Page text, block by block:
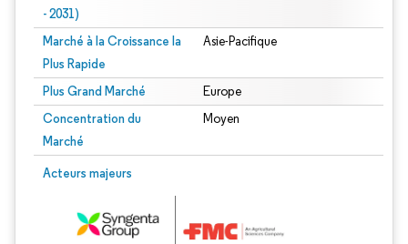
- 2031)
Marché à la Croissance la
Plus Rapide
Asie-Pacifique
Plus Grand Marché Europe
Concentration du
Marché
Moyen
Acteurs majeurs
Image © Mordor Intelligence. La réutilisation nécessite une attribution sous CC